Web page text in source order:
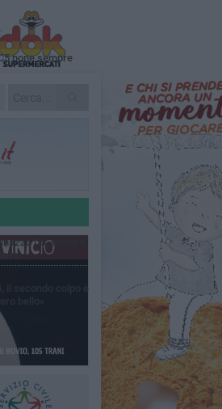
pone sempre
giornata per
Giovinazzo si
dei Gonfaloni a
C5, arriva il
il secondo colpo è
bello»